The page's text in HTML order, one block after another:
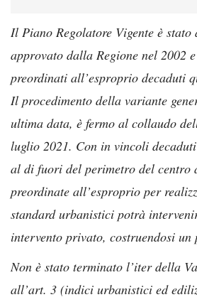
Il Piano Regolatore Vigente è stato
approvato dalla Regione nel 2002
preordinati all’esproprio decaduti
Il procedimento della variante
ultima data, è fermo al collaudo
luglio 2021. Con in vincoli
al di fuori del perimetro del centro
preordinate all’esproprio per
standard urbanistici potrà
intervento privato, costruendosi
Non è stato terminato l’iter della
all’art. 3 (indici urbanistici ed